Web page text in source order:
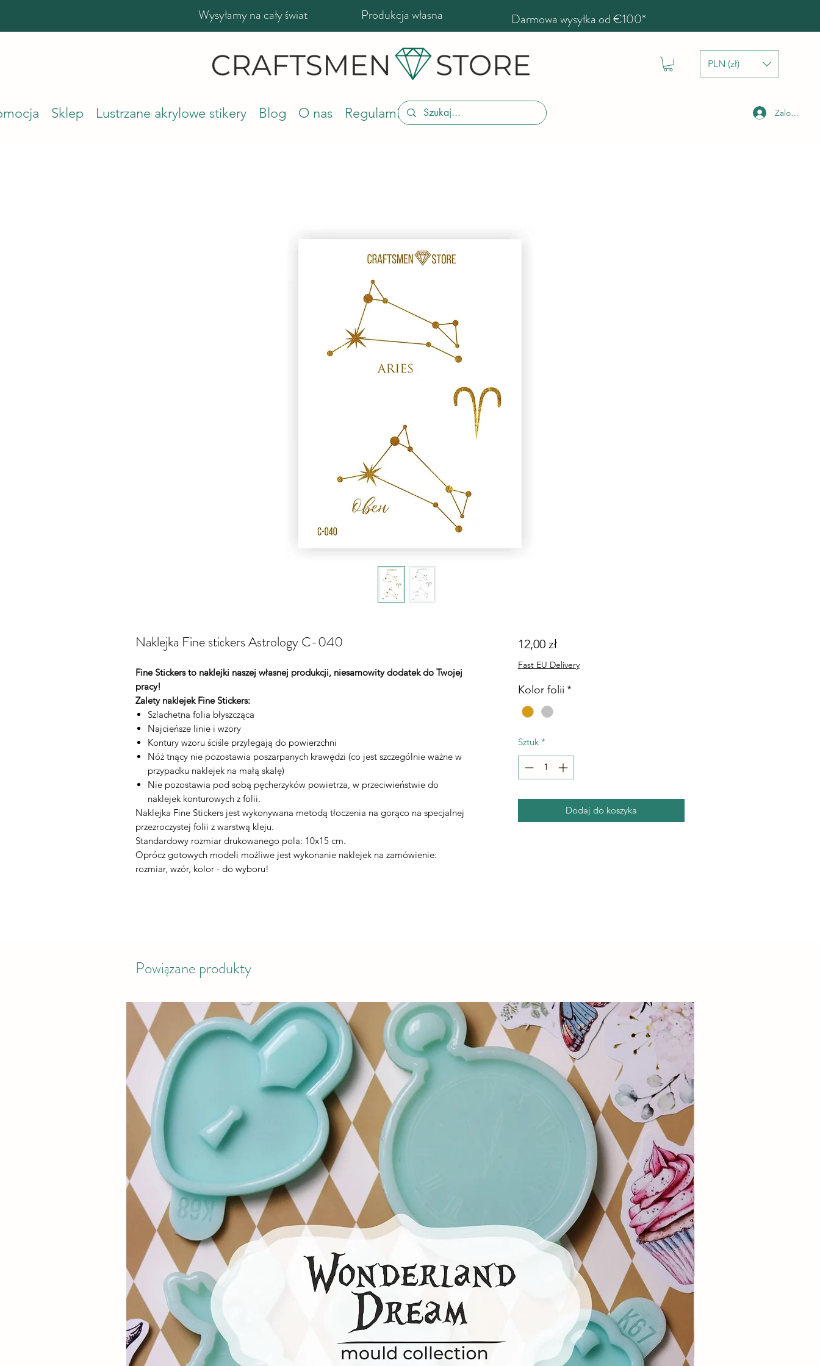
Wysyłamy na cały świat Produkcja własna Darmowa wysyłka od €100*
PLN (zł)
Sklep Lustrzane akrylowe stikery Blog O nas Regulamin sklepu Zaloguj się
Naklejka Fine stiсkers Astrology C-040
Fine Stickers to naklejki naszej własnej produkcji, niesamowity dodatek do Twojej
pracy!
Zalety naklejek Fine Stickers:
Szlachetna folia błyszcząca
Najcieńsze linie i wzory
Kontury wzoru ściśle przylegają do powierzchni
Nóż tnący nie pozostawia poszarpanych krawędzi (co jest szczególnie ważne w
przypadku naklejek na małą skalę)
Nie pozostawia pod sobą pęcherzyków powietrza, w przeciwieństwie do
naklejek konturowych z folii.
Naklejka Fine Stickers jest wykonywana metodą tłoczenia na gorąco na specjalnej
przezroczystej folii z warstwą kleju.
Standardowy rozmiar drukowanego pola: 10x15 cm.
Oprócz gotowych modeli możliwe jest wykonanie naklejek na zamówienie:
rozmiar, wzór, kolor - do wyboru!
12,00 złCena
Fast EU Delivery
Kolor folii *
Sztuk *
Dodaj do koszyka
Powiązane produkty